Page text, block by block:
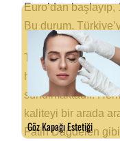
Euro’dan
Bu durum,
Türkiye’de bu
hizmete rağmen,
sunulmaktadır.
kaliteyi bir arada
Fatih Dağdelen gibi